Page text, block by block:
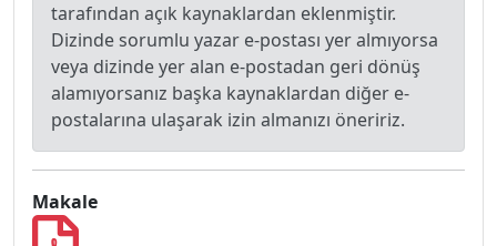
tarafından açık kaynaklardan eklenmiştir.
Dizinde sorumlu yazar e-postası yer almıyorsa
veya dizinde yer alan e-postadan geri dönüş
alamıyorsanız başka kaynaklardan diğer e-
postalarına ulaşarak izin almanızı öneririz.
Makale